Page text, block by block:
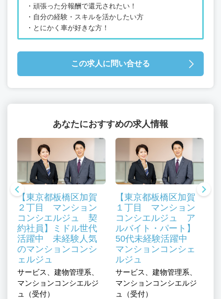
・頑張った分報酬で還元されたい！
・自分の経験・スキルを活かしたい方
・とにかく車が好きな方！
この求人に問い合せる
あなたにおすすめの求人情報
【東京都板橋区加賀
２丁目 マンション
コンシエルジュ 契
約社員】ミドル世代
活躍中 未経験人気
のマンションコンシ
ェルジュ
サービス、建物管理系、
マンションコンシエルジ
ュ（受付）
【東京都板橋区加賀
１丁目 マンション
コンシエルジュ ア
ルバイト・パート】
50代未経験活躍中
マンションコンシェ
ルジュ
サービス、建物管理系、
マンションコンシエルジ
ュ（受付）